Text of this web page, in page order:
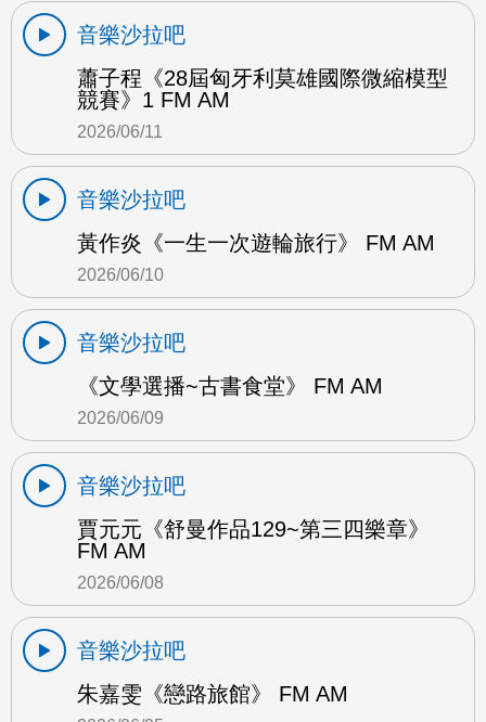
音樂沙拉吧
蕭子程《28屆匈牙利莫雄國際微縮模型
競賽》1 FM AM
2026/06/11
音樂沙拉吧
黃作炎《一生一次遊輪旅行》 FM AM
2026/06/10
音樂沙拉吧
《文學選播~古書食堂》 FM AM
2026/06/09
音樂沙拉吧
賈元元《舒曼作品129~第三四樂章》
FM AM
2026/06/08
音樂沙拉吧
朱嘉雯《戀路旅館》 FM AM